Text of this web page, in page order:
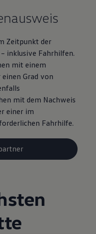
finden
und Shop
verbinden
Karten und Radio
Zeitpunkt der
inklusive Fahrhilfen.
mit einem
Grad von
mit dem Nachweis
einer im
Fahrhilfe.